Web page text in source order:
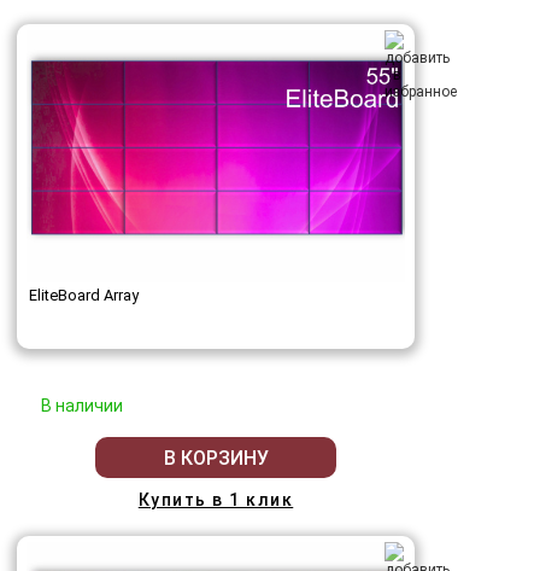
EliteBoard Array
В наличии
В КОРЗИНУ
Купить в 1 клик